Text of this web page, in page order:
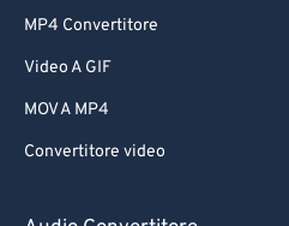
MP4 Convertitore
Video A GIF
MOV A MP4
Convertitore video